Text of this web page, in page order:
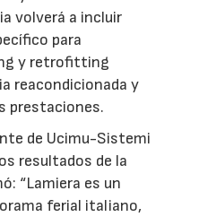
volverá a incluir
para
y retrofitting
reacondicionada y
prestaciones.
de Ucimu-Sistemi
resultados de la
“Lamiera es un
ferial italiano,